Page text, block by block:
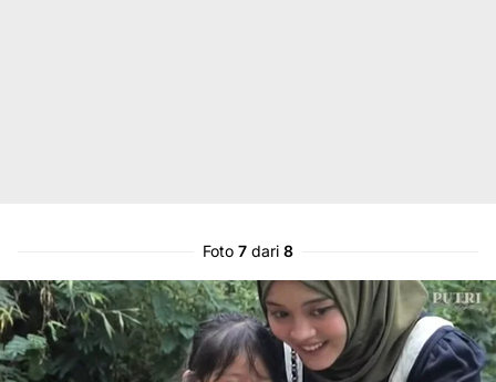
Foto 7 dari 8